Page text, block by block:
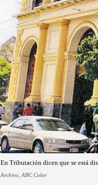
En Tributación dicen que se está
Archivo, ABC Color